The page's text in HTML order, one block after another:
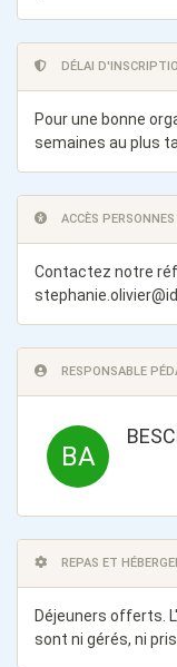
DÉLAI
Pour une bonne
semaines au plus
ACCÈS
Contactez notre
RESPONSABLE
BA
REPAS ET
Déjeuners offerts.
sont ni gérés, ni